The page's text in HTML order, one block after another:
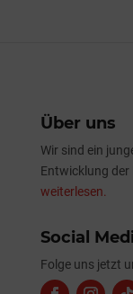
Über uns
Wir sind ein
Entwicklung
weiterlesen.
Social
Folge uns jetzt